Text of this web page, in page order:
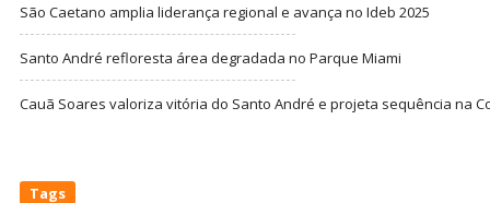
São Caetano amplia liderança regional e avança no Ideb 2025
Santo André refloresta área degradada no Parque Miami
Cauã Soares valoriza vitória do Santo André e projeta sequência na
Tags